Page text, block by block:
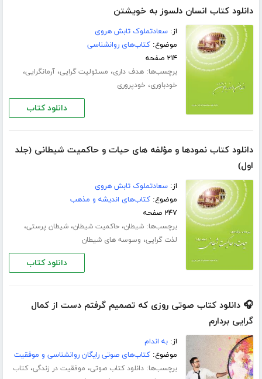
دانلود کتاب انسان دلسوز به خویشتن
از:سعادتملوک تابش هروی
موضوع:کتاب‌های روانشناسی
۲۱۴ صفحه
برچسب‌ها:هدف داری، مسئولیت گرایی،آرمانگرایی،
خودباوری، خودپروری
دانلود کتاب
دانلود کتاب نمودها و مؤلفه های حیات و حاکمیت شیطانی (جلد
اول)
از:سعادتملوک تابش هروی
موضوع:کتاب‌های اندیشه و مذهب
۲۴۷ صفحه
برچسب‌ها:شیطان،حاکمیت شیطان،شیطان پرستی،
لذت گرایی، وسوسه های شیطان
دانلود کتاب
🎧 دانلود کتاب صوتی روزی که تصمیم گرفتم دست از کمال
گرایی بردارم
از:به اندام
موضوع:کتاب‌های صوتی رایگان روانشناسی و موفقیت
برچسب‌ها:دانلود کتاب صوتی، موفقیت در زندگی،کتاب